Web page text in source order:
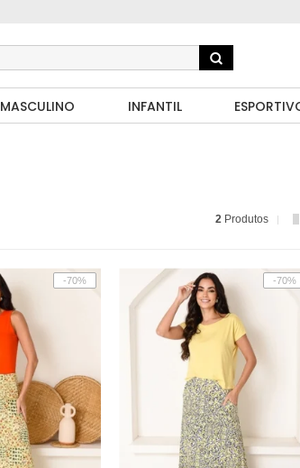
MASCULINO INFANTIL
2 Produtos
-70% -70%